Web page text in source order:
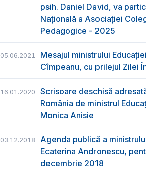
psih. Daniel David, va
Națională a Asociației
Pedagogice - 2025
05.06.2021
Mesajul ministrului
Cîmpeanu, cu prilejul Zilei
16.01.2020
Scrisoare deschisă
România de ministrul
Monica Anisie
03.12.2018
Agenda publică a
Ecaterina Andronescu,
decembrie 2018